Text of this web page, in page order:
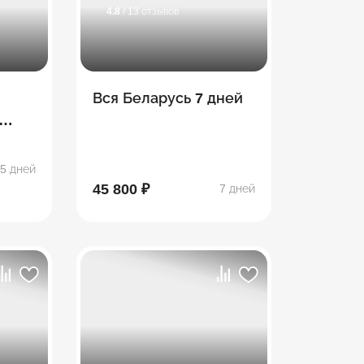
5 дней
4.8 / 13 отзывов
Вся Беларусь 7 дней
45 800 ₽ 7 дней